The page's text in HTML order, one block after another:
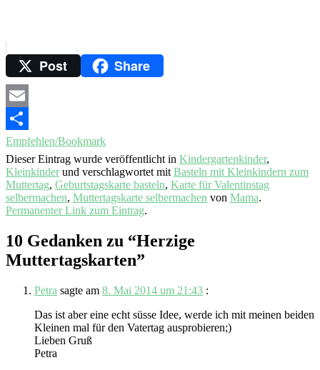
Post Share
Email
Empfehlen/Bookmark
Dieser Eintrag wurde veröffentlicht in Kindergartenkinder,
Kleinkinderund verschlagwortet mit Basteln mit Kleinkindern zum
Muttertag, Geburtstagskarte basteln, Karte für Valentinstag
selbermachen, Muttertagskarte selbermachen von Mama.
Permanenter Link zum Eintrag.
10 Gedanken zu “Herzige
Muttertagskarten”
Petra sagte am 8. Mai 2014 um 21:43 :
Das ist aber eine echt süsse Idee, werde ich mit meinen beiden
Kleinen mal für den Vatertag ausprobieren;)
Lieben Gruß
Petra